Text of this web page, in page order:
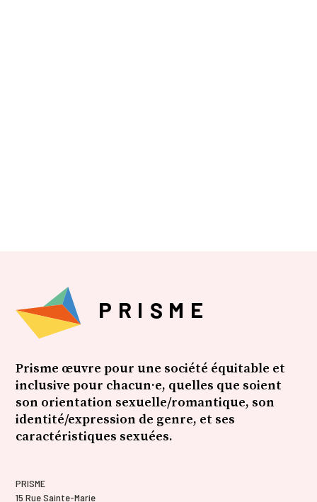
Prisme œuvre pour une société équitable et
inclusive pour chacun·e, quelles que soient
son orientation sexuelle/romantique, son
identité/expression de genre, et ses
caractéristiques sexuées.
PRISME
15 Rue Sainte-Marie